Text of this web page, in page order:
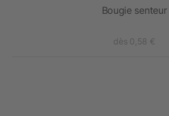
Bougie senteur
dès 0,58 €